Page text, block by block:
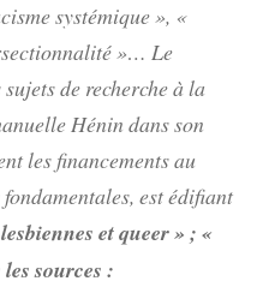
systémique », «
»… Le
de recherche à la
Hénin dans son
les financements au
est édifiant
et queer » ; «
sources :